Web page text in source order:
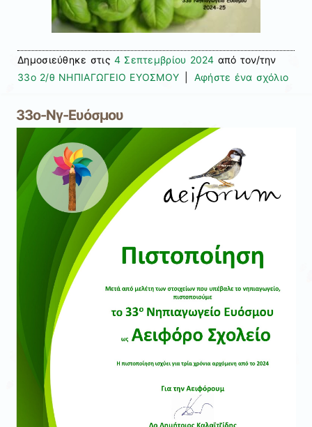
Δημοσιεύθηκε στις 4 Σεπτεμβρίου 2024 από τον/την
33ο 2/θ ΝΗΠΙΑΓΩΓΕΙΟ ΕΥΟΣΜΟΥ
Αφήστε ένα σχόλιο
33ο-Νγ-Ευόσμου